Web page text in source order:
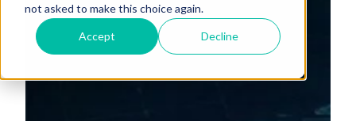
not asked to make this choice again.
Accept Decline
i